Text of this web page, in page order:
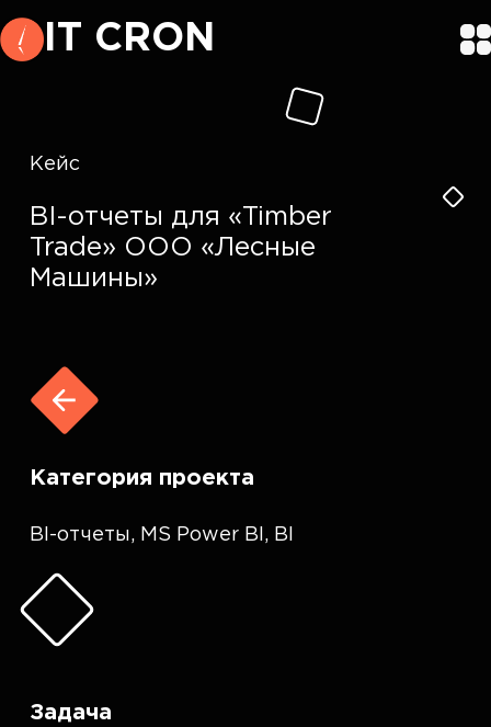
IT CRON
Кейс
BI-отчеты для «Timber
Trade» ООО «Лесные
Машины»
Категория проекта
BI-отчеты, MS Power BI , BI
Задача